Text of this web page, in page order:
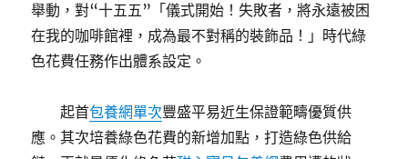
舉動，對“十五五”「儀式開始！失敗者，將永遠被困
在我的咖啡館裡，成為最不對稱的裝飾品！」時代綠
色花費任務作出體系設定。
起首包養網單次豐盛平易近生保證範疇優質供
應。其次培養綠色花費的新增加點，打造綠色供給